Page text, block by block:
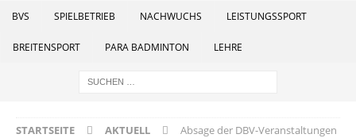
BVS SPIELBETRIEB NACHWUCHS LEISTUNGSSPORT
BREITENSPORT PARA BADMINTON LEHRE
STARTSEITE AKTUELL
Absage der DBV-Veranstaltungen